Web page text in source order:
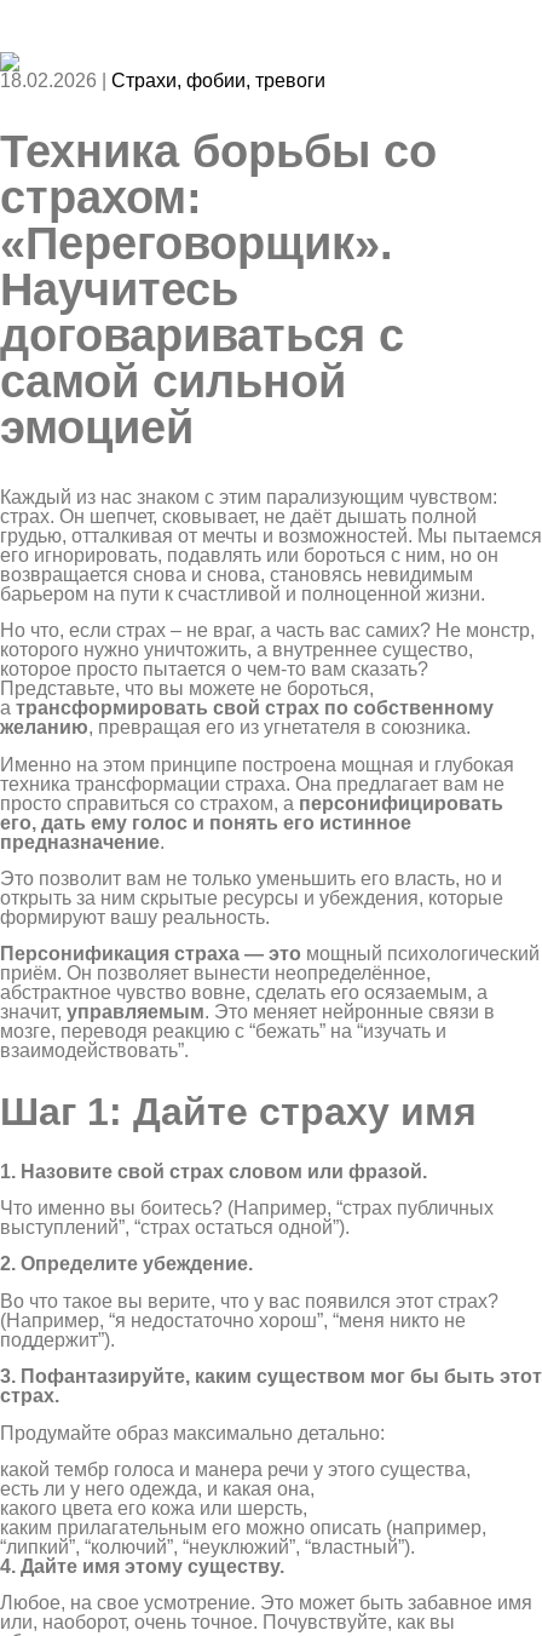
18.02.2026 | Страхи, фобии, тревоги
Техника борьбы со
страхом:
«Переговорщик».
Научитесь
договариваться с
самой сильной
эмоцией
Каждый из нас знаком с этим парализующим чувством:
страх. Он шепчет, сковывает, не даёт дышать полной
грудью, отталкивая от мечты и возможностей. Мы пытаемся
его игнорировать, подавлять или бороться с ним, но он
возвращается снова и снова, становясь невидимым
барьером на пути к счастливой и полноценной жизни.
Но что, если страх – не враг, а часть вас самих? Не монстр,
которого нужно уничтожить, а внутреннее существо,
которое просто пытается о чем-то вам сказать?
Представьте, что вы можете не бороться,
а трансформировать свой страх по собственному
желанию, превращая его из угнетателя в союзника.
Именно на этом принципе построена мощная и глубокая
техника трансформации страха. Она предлагает вам не
просто справиться со страхом, а персонифицировать
его, дать ему голос и понять его истинное
предназначение.
Это позволит вам не только уменьшить его власть, но и
открыть за ним скрытые ресурсы и убеждения, которые
формируют вашу реальность.
Персонификация страха — это мощный психологический
приём. Он позволяет вынести неопределённое,
абстрактное чувство вовне, сделать его осязаемым, а
значит, управляемым. Это меняет нейронные связи в
мозге, переводя реакцию с “бежать” на “изучать и
взаимодействовать”.
Шаг 1: Дайте страху имя
1. Назовите свой страх словом или фразой.
Что именно вы боитесь? (Например, “страх публичных
выступлений”, “страх остаться одной”).
2. Определите убеждение.
Во что такое вы верите, что у вас появился этот страх?
(Например, “я недостаточно хорош”, “меня никто не
поддержит”).
3. Пофантазируйте, каким существом мог бы быть этот
страх.
Продумайте образ максимально детально:
какой тембр голоса и манера речи у этого существа,
есть ли у него одежда, и какая она,
какого цвета его кожа или шерсть,
каким прилагательным его можно описать (например,
“липкий”, “колючий”, “неуклюжий”, “властный”).
4. Дайте имя этому существу.
Любое, на свое усмотрение. Это может быть забавное имя
или, наоборот, очень точное. Почувствуйте, как вы